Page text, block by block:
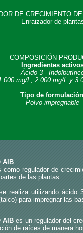
DE CRECIMIENTO
Enraizador de
COMPOSICIÓN
Ingredientes
Ácido 3 -
mg/L; 2.000 mg/L y
Tipo de
Polvo impregnable
AIB
regulador de
de las plantas.
realiza utilizando
para impregnar las
AIB es un regulador del
de raíces de manera